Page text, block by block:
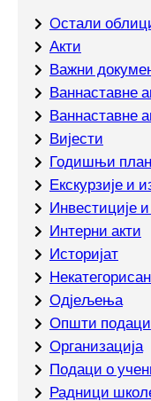
Oстали
Акти
Важни
Ваннаставне
Ваннаставне
Вијести
Годишњи
Екскурзије и
Инвестиције
Интерни акти
Историјат
Одјељења
Општи подаци
Организација
Подаци о
Радници